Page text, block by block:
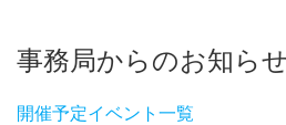
事務局からのお知らせ
開催予定イベント一覧